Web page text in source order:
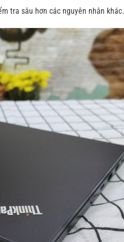
tra sâu hơn các nguyên nhân khác.